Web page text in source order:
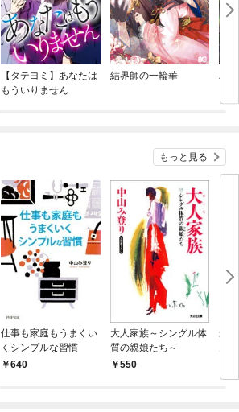
【タテヨミ】あなたは
もういりません
結界師の一輪華
バ
今
もっと見る
仕事も家庭もうまくい
くシンプルな習慣
640
大人家族～シングル体
質の親娘たち～
550
最